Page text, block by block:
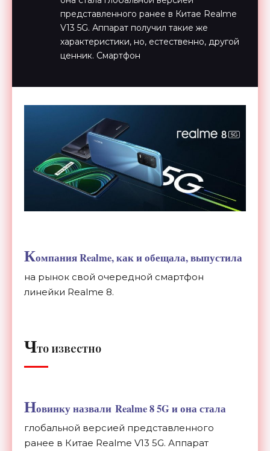
представленного ранее в Китае Realme
V13 5G. Аппарат получил такие же
характеристики, но, естественно, другой
ценник. Смартфон
Компания Realme, как и обещала, выпустила
на рынок свой очередной смартфон
линейки Realme 8.
Что известно
Новинку назвали Realme 8 5G и она стала
глобальной версией представленного
ранее в Китае Realme V13 5G. Аппарат